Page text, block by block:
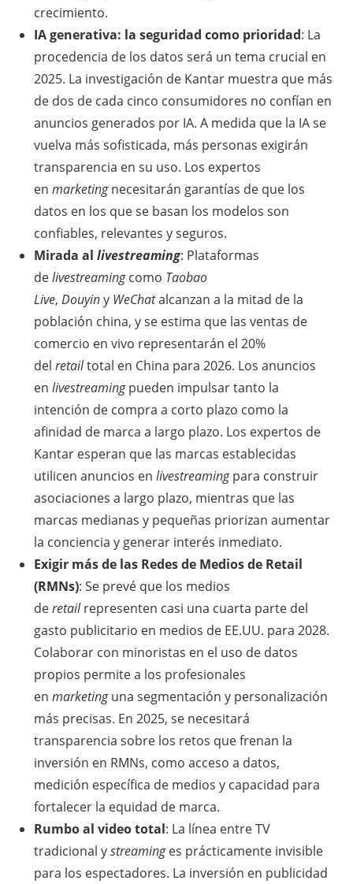
crecimiento.
IA generativa: la seguridad como prioridad: La
procedencia de los datos será un tema crucial en
2025. La investigación de Kantar muestra que más
de dos de cada cinco consumidores no confían en
anuncios generados por IA. A medida que la IA se
vuelva más sofisticada, más personas exigirán
transparencia en su uso. Los expertos
en marketingnecesitarán garantías de que los
datos en los que se basan los modelos son
confiables, relevantes y seguros.
Mirada al livestreaming: Plataformas
delivestreamingcomo Taobao
Live, Douyiny WeChatalcanzan a la mitad de la
población china, y se estima que las ventas de
comercio en vivo representarán el 20%
del retailtotal en China para 2026. Los anuncios
en livestreamingpueden impulsar tanto la
intención de compra a corto plazo como la
afinidad de marca a largo plazo. Los expertos de
Kantar esperan que las marcas establecidas
utilicen anuncios en livestreamingpara construir
asociaciones a largo plazo, mientras que las
marcas medianas y pequeñas priorizan aumentar
la conciencia y generar interés inmediato.
Exigir más de las Redes de Medios de Retail
(RMNs): Se prevé que los medios
deretailrepresenten casi una cuarta parte del
gasto publicitario en medios de EE.UU. para 2028.
Colaborar con minoristas en el uso de datos
propios permite a los profesionales
en marketinguna segmentación y personalización
más precisas. En 2025, se necesitará
transparencia sobre los retos que frenan la
inversión en RMNs, como acceso a datos,
medición específica de medios y capacidad para
fortalecer la equidad de marca.
Rumbo al video total: La línea entre TV
tradicional ystreaminges prácticamente invisible
para los espectadores. La inversión en publicidad